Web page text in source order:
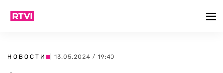
НОВОСТИ | 13.05.2024 / 19:40